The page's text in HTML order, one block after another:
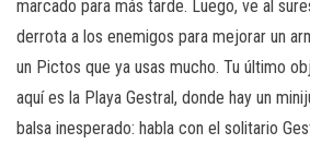
marcado para más tarde. Luego, ve al
derrota a los enemigos para mejorar un
un Pictos que ya usas mucho. Tu último
aquí es la Playa Gestral, donde hay un
balsa inesperado: habla con el solitario